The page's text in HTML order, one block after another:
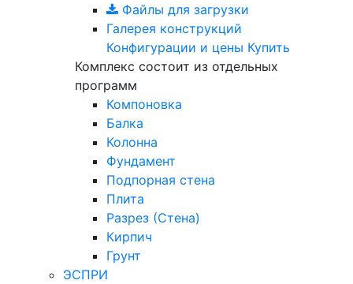
Файлы для загрузки
Галерея конструкций
Конфигурации и цены Купить
Комплекс состоит из отдельных
программ
Компоновка
Балка
Колонна
Фундамент
Подпорная стена
Плита
Разрез (Стена)
Кирпич
Грунт
ЭСПРИ